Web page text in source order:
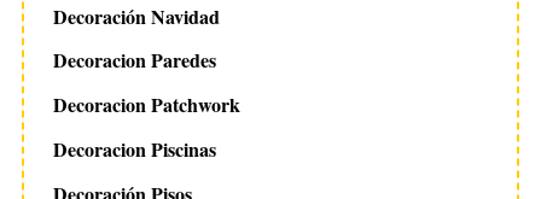
Decoración Navidad
Decoracion Paredes
Decoracion Patchwork
Decoracion Piscinas
Decoración Pisos